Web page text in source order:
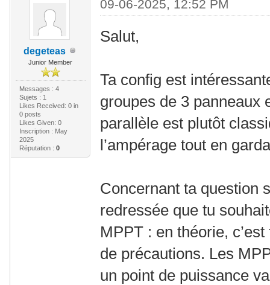
degeteas
Junior Member
Messages : 4
Sujets : 1
Likes Received: 0in
0 posts
Likes Given: 0
Inscription : May
2025
Réputation : 0
09-06-2025, 12:52 PM
Salut,
Ta config est
groupes de 3 panneaux
parallèle est plutôt
l’ampérage tout en
Concernant ta question
redressée que tu
MPPT : en théorie,
de précautions. Les
un point de puissance